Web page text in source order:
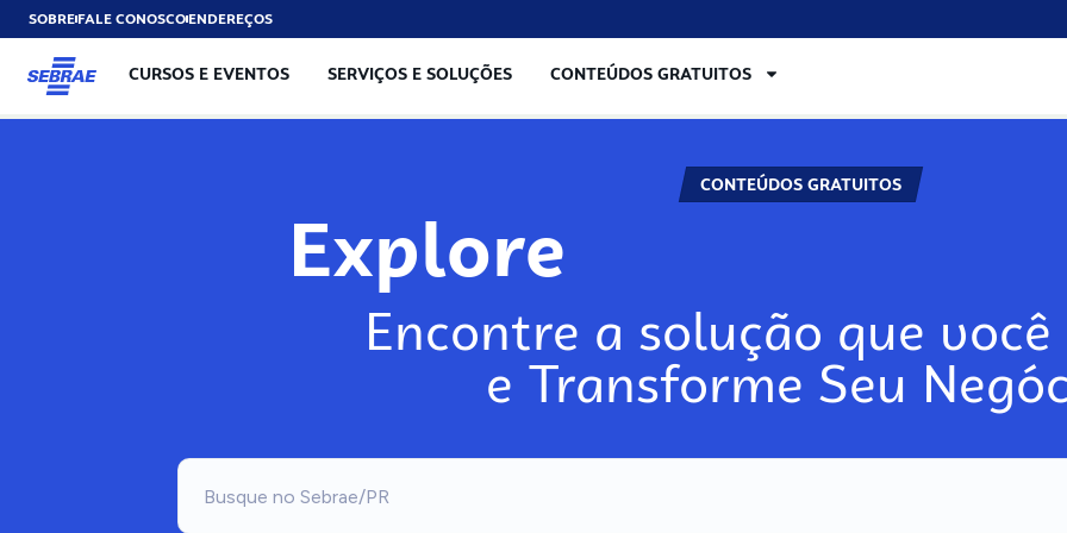
SOBREFALE CONOSCOENDEREÇOS
CURSOS E EVENTOS SERVIÇOS E SOLUÇÕES CONTEÚDOS GRATUITOS
CONTEÚDOS GRATUITOS
Explore
Encontre a solução que você
e Transforme Seu